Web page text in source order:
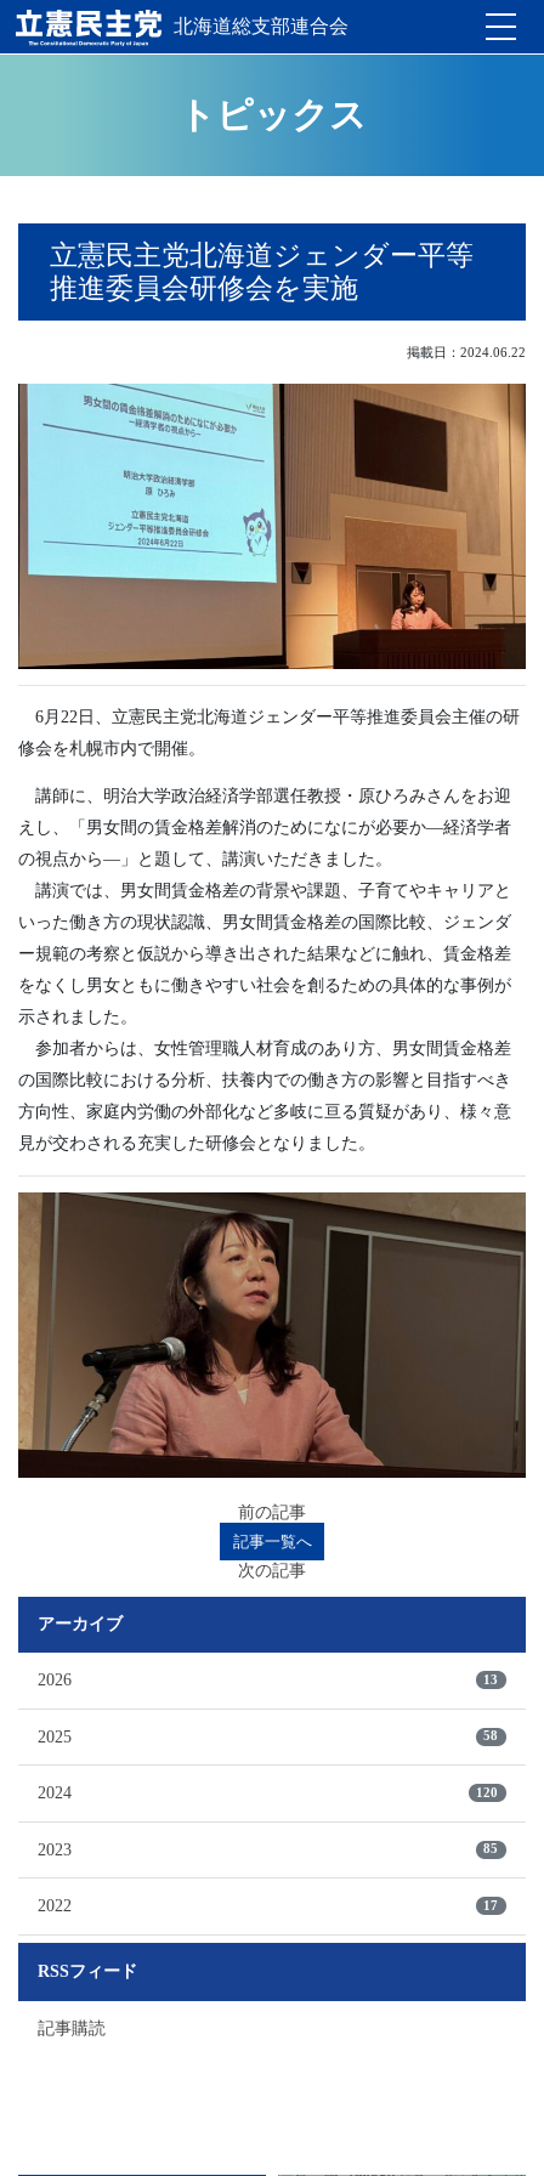
北海道総支部連合会
トピックス
立憲民主党北海道ジェンダー平等
推進委員会研修会を実施
掲載日：2024.06.22
6月22日、立憲民主党北海道ジェンダー平等推進委員会主催の研
修会を札幌市内で開催。
講師に、明治大学政治経済学部選任教授・原ひろみさんをお迎
えし、「男女間の賃金格差解消のためになにが必要か―経済学者
の視点から―」と題して、講演いただきました。
講演では、男女間賃金格差の背景や課題、子育てやキャリアと
いった働き方の現状認識、男女間賃金格差の国際比較、ジェンダ
ー規範の考察と仮説から導き出された結果などに触れ、賃金格差
をなくし男女ともに働きやすい社会を創るための具体的な事例が
示されました。
参加者からは、女性管理職人材育成のあり方、男女間賃金格差
の国際比較における分析、扶養内での働き方の影響と目指すべき
方向性、家庭内労働の外部化など多岐に亘る質疑があり、様々意
見が交わされる充実した研修会となりました。
前の記事
記事一覧へ
次の記事
アーカイブ
2026 13
2025 58
2024 120
2023 85
2022 17
RSSフィード
記事購読